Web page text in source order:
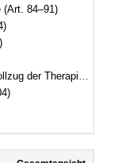
(Art. 84–91)
(Art. 97–101)